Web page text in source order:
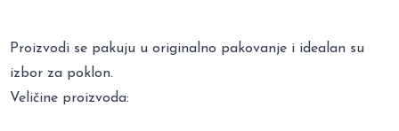
Proizvodi se pakuju u originalno pakovanje i idealan su
izbor za poklon.
Veličine proizvoda: